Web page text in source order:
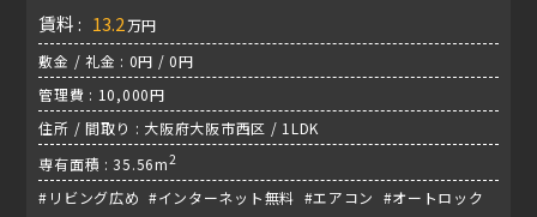
賃料 : 13.2 万円
敷金 / 礼金 : 0円 / 0円
管理費 : 10,000円
住所 / 間取り : 大阪府大阪市西区 / 1LDK
専有面積 : 35.56m2
#リビング広め #インターネット無料 #エアコン #オートロック